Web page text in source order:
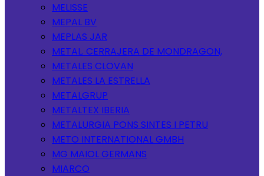
MELISSE
MEPAL BV
MEPLAS JAR
METAL. CERRAJERA DE MONDRAGON,
METALES CLOVAN
METALES LA ESTRELLA
METALGRUP
METALTEX IBERIA
METALURGIA PONS SINTES I PETRU
METO INTERNATIONAL GMBH
MG MAIOL GERMANS
MIARCO